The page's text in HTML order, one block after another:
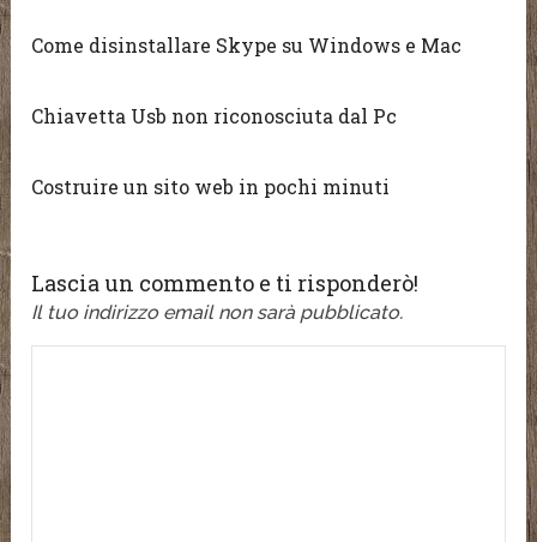
Come disinstallare Skype su Windows e Mac
Chiavetta Usb non riconosciuta dal Pc
Costruire un sito web in pochi minuti
Lascia un commento e ti risponderò!
Il tuo indirizzo email non sarà pubblicato.